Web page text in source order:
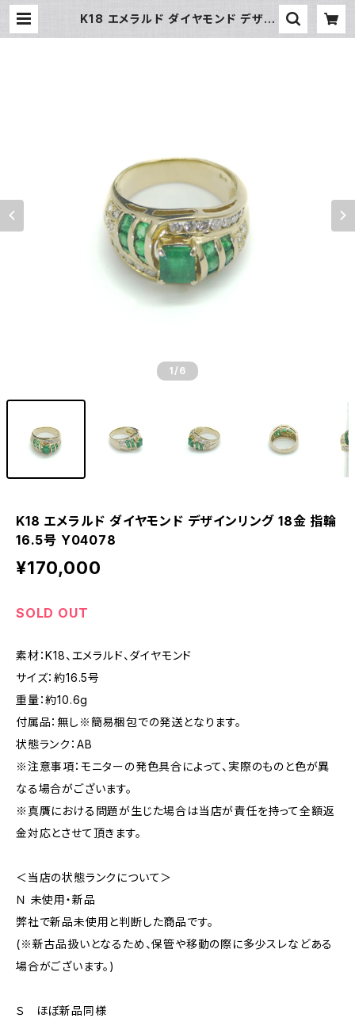
K18 エメラルド ダイヤモンド デザイ
1 /6
K18 エメラルド ダイヤモンド デザインリング 18金 指輪
16.5号 Y04078
¥170,000
SOLD OUT
素材：K18、エメラルド、ダイヤモンド
サイズ：約16.5号
重量：約10.6g
付属品：無し※簡易梱包での発送となります。
状態ランク：AB
※注意事項：モニターの発色具合によって、実際のものと色が異
なる場合がございます。
※真贋における問題が生じた場合は当店が責任を持って全額返
金対応とさせて頂きます。
＜当店の状態ランクについて＞
Ｎ 未使用・新品
弊社で新品未使用と判断した商品です。
(※新古品扱いとなるため、保管や移動の際に多少スレなどある
場合がございます。)
Ｓ ほぼ新品同様